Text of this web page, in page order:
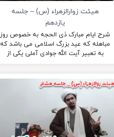
هیئت زوارالزهراء (س) – جلسه
یازدهم
شرح ایام مبارک ذی الحجه به خصوص روز
مباهله که عید بزرگ اسلامی می باشد که
به تعبیر آیت الله جوادی آملی یکی از
است.